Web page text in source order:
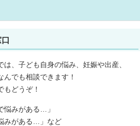
、子ども自身の悩み、妊娠や出産、
でも相談できます！
もどうぞ！
悩みがある…」
みがある…」など